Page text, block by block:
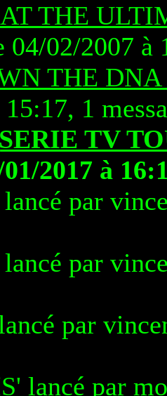
THE
02/2007 à
THE DNA
1
TV
2017 à
lancé par
lancé par
par
lancé par